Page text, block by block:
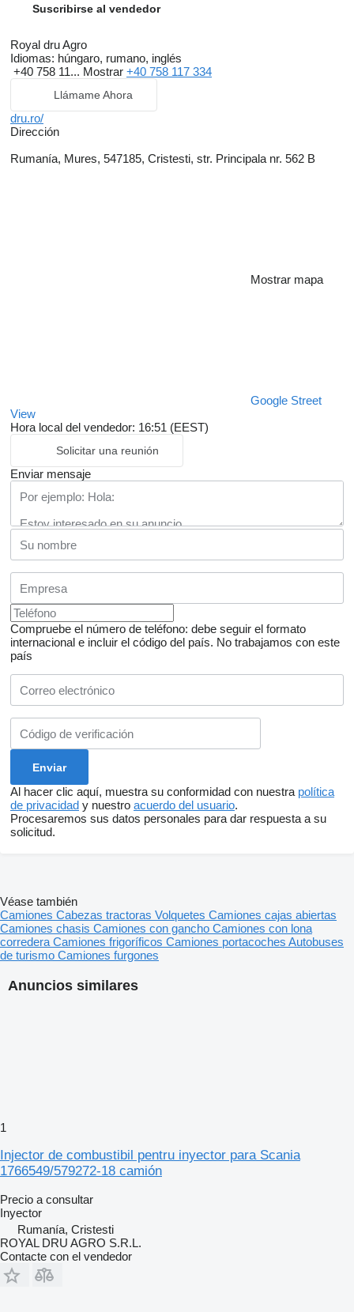
Suscribirse al vendedor
Royal dru Agro
Idiomas: húngaro, rumano, inglés
+40 758 11... Mostrar +40 758 117 334
Llámame Ahora
dru.ro/
Dirección
Rumanía, Mures, 547185, Cristesti, str. Principala nr. 562 B
Mostrar mapa
Google Street
View
Hora local del vendedor: 16:51 (EEST)
Solicitar una reunión
Enviar mensaje
Compruebe el número de teléfono: debe seguir el formato
internacional e incluir el código del país. No trabajamos con este
país
Al hacer clic aquí, muestra su conformidad con nuestra política
de privacidad y nuestro acuerdo del usuario.
Procesaremos sus datos personales para dar respuesta a su
solicitud.
Anuncios similares
1
Injector de combustibil pentru inyector para Scania
1766549/579272-18 camión
Precio a consultar
Inyector
Rumanía, Cristesti
ROYAL DRU AGRO S.R.L.
Contacte con el vendedor
Véase también
Camiones Cabezas tractoras Volquetes Camiones cajas abiertas
Camiones chasis Camiones con gancho Camiones con lona
corredera Camiones frigoríficos Camiones portacoches Autobuses
de turismo Camiones furgones